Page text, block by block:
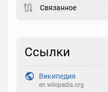
Рейтинг
Выберите реакцию
Связанное
Ссылки
Википедия
en.wikipedia.org